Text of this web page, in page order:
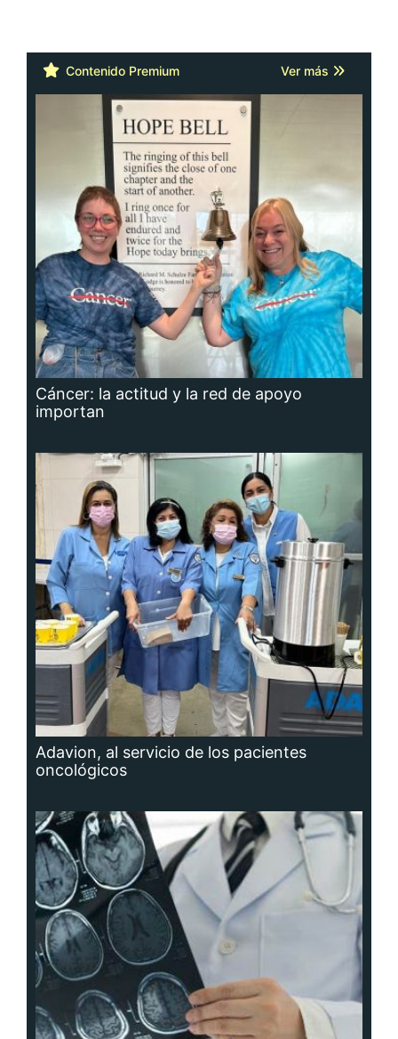
Contenido Premium Ver más
Cáncer: la actitud y la red de apoyo
importan
Adavion, al servicio de los pacientes
oncológicos